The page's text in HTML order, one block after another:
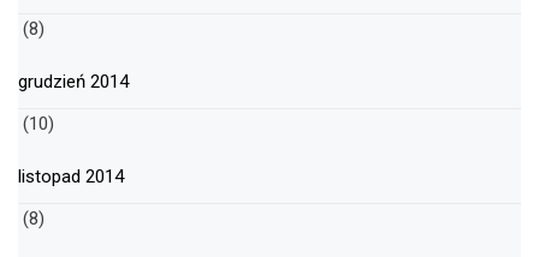
(8)
grudzień 2014
(10)
listopad 2014
(8)